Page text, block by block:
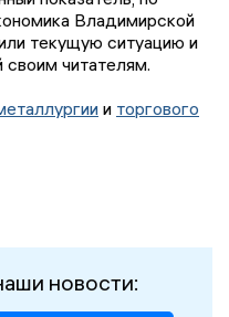
Владимирской
текущую ситуацию и
читателям.
и торгового
новости: